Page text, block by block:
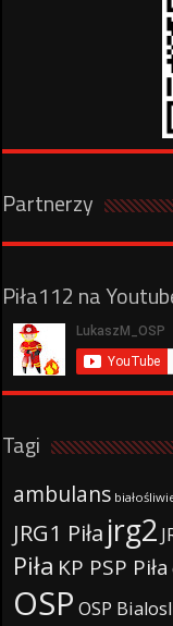
Partnerzy
Piła112 na
Tagi
ambulans
JRG1 Piła jrg2
Piła KP PSP Piła
OSP OSP